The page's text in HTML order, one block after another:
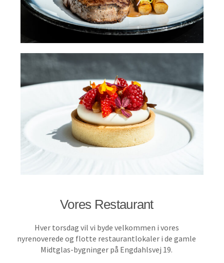
Vores Restaurant
Hver torsdag vil vi byde velkommen i vores
nyrenoverede og flotte restaurantlokaler i de gamle
Midtglas-bygninger på Engdahlsvej 19.